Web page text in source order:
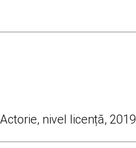
nivel licență, 2019